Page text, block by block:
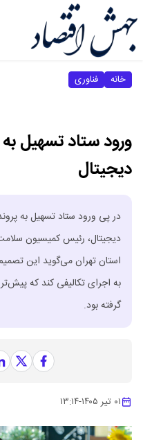
خانه فناوری
ورود ستاد تسهیل
دیجیتال
در پی ورود ستاد تسهیل به
دیجیتال، رئیس کمیسیون
استان تهران می‌گوید این
به اجرای تکالیفی کند که
گرفته بود.
۰۱ تیر ۱۴۰۵ -۱۳:۱۴